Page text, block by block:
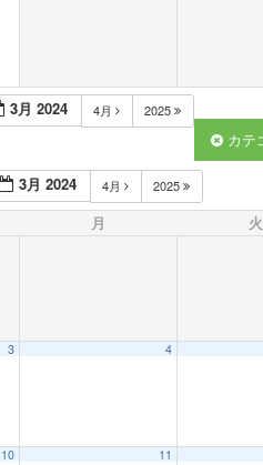
3月 2024 4月 2025
カテ
3月 2024 4月 2025
月 火
3 4
10 11